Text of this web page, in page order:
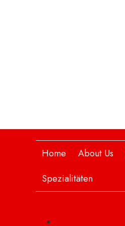
Home About Us
Spezialitäten